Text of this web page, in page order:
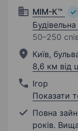
МІМ-К™
50–250
Київ,
8,6 км від
Ігор
Показати
Повна
років.